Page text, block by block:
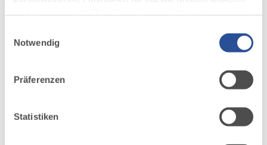
deiner Verwendung unserer Website an unsere Partner
möglicherweise mit weiteren Daten zusammen, die du
Nutzung der Dienste gesammelt haben.
Notwendig
Präferenzen
Statistiken
WINTERWANDERN
Schönblick - Hochleite
10,8 km
dazu